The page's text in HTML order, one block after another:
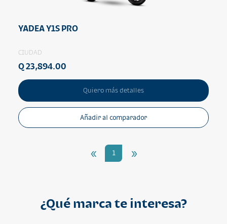
YADEA Y1S PRO
CIUDAD
Q 23,894.00
Quiero más detalles
Añadir al comparador
« 1 »
¿Qué marca te interesa?